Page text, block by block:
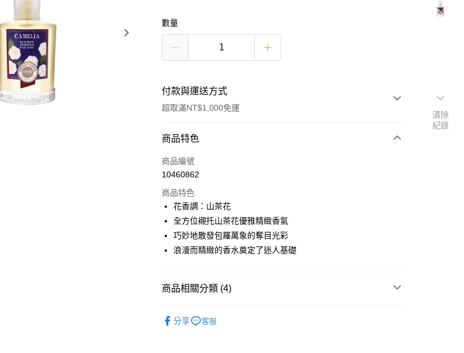
數量
付款與運送方式
超取滿NT$1,000免運
付款方式
信用卡一次付款
運送方式
付款後全家取貨
每筆NT$80，滿NT$1,000(含以上)免運費
每筆NT$100，滿NT$1,000(含以上)免運費
付款後7-11取貨
商品特色
商品編號
10460862
商品特色
花香調：山茶花
全方位襯托山茶花優雅精緻香氣
巧妙地散發包羅萬象的奪目光彩
浪漫而精緻的香水奠定了迷人基礎
商品相關分類 (4)
分享 客服
清除
紀錄